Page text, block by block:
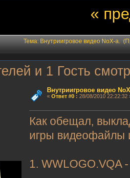
«
Тема: Внутриигровое видео NoX-а.
и 1 Гость
Внутриигровое видео
« Ответ #0: 28/08/2010 22:22:32
Как обещал,
игры видеофайлы
1. WWLOGO.VQA